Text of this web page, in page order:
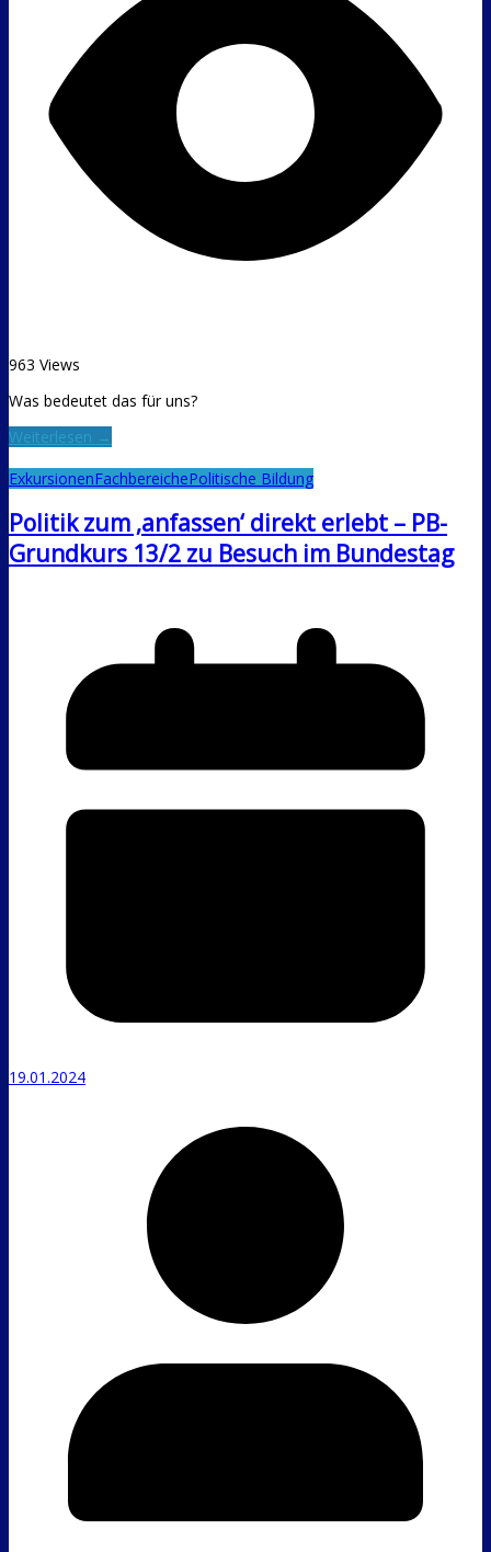
963 Views
Was bedeutet das für uns?
Weiterlesen →
ExkursionenFachbereichePolitische Bildung
Politik zum ‚anfassen‘ direkt erlebt – PB-
Grundkurs 13/2 zu Besuch im Bundestag
19.01.2024